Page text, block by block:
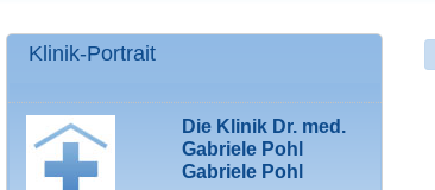
Klinik-Portrait
Die Klinik Dr. med.
Gabriele Pohl
Gabriele Pohl